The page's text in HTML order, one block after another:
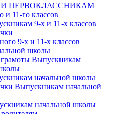
ПЕРВОКЛАССНИКАМ
11-го классов
9-х и 11-х классов
9-х и 11-х классов
школы
Выпускникам
начальной школы
Выпускникам начальной
начальной школы